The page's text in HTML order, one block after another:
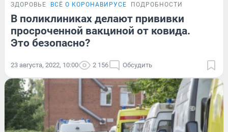
ЗДОРОВЬЕ ВСЁ О КОРОНАВИРУСЕ ПОДРОБНОСТИ
В поликлиниках делают прививки
просроченной вакциной от ковида.
Это безопасно?
23 августа, 2022, 10:00 2 156 Обсудить